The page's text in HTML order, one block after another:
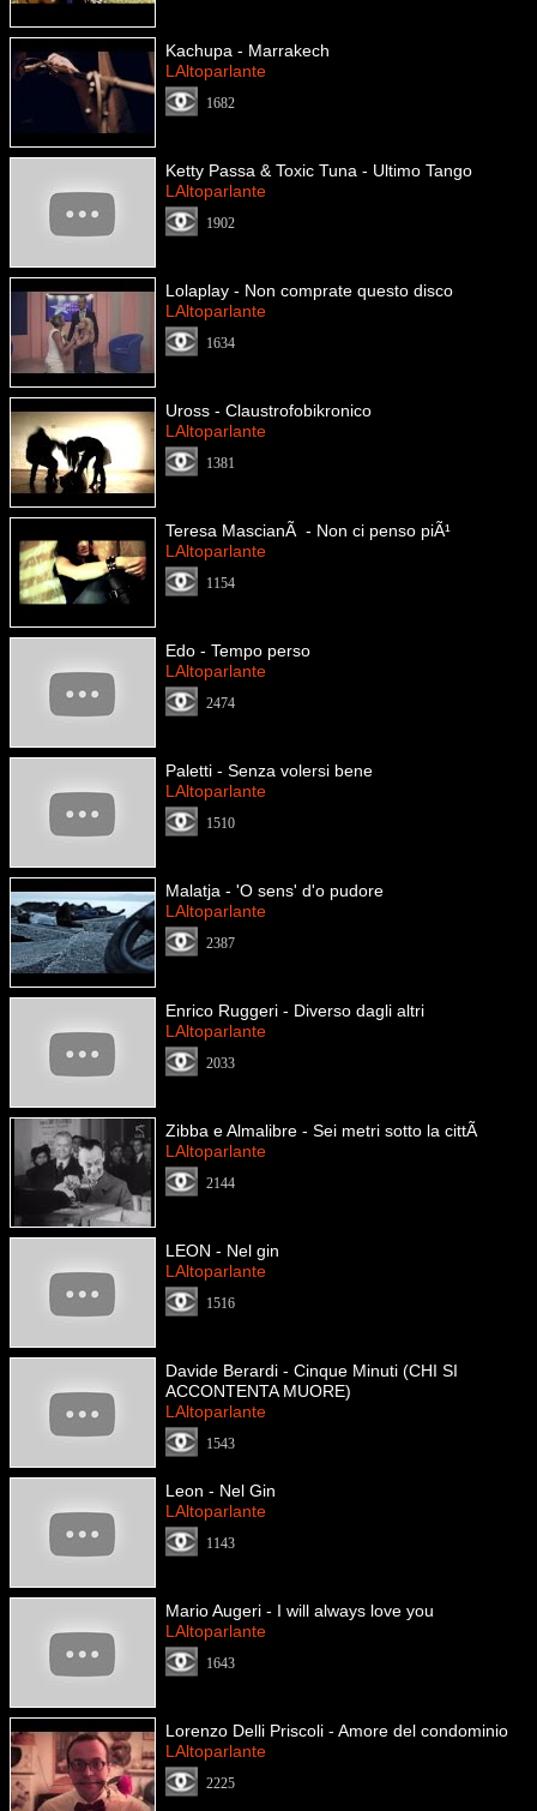
Kachupa - Marrakech
LAltoparlante
1682
Ketty Passa & Toxic Tuna - Ultimo Tango
LAltoparlante
1902
Lolaplay - Non comprate questo disco
LAltoparlante
1634
Uross - Claustrofobikronico
LAltoparlante
1381
Teresa MascianÃ - Non ci penso piÃ¹
LAltoparlante
1154
Edo - Tempo perso
LAltoparlante
2474
Paletti - Senza volersi bene
LAltoparlante
1510
Malatja - 'O sens' d'o pudore
LAltoparlante
2387
Enrico Ruggeri - Diverso dagli altri
LAltoparlante
2033
Zibba e Almalibre - Sei metri sotto la cittÃ
LAltoparlante
2144
LEON - Nel gin
LAltoparlante
1516
Davide Berardi - Cinque Minuti (CHI SI
ACCONTENTA MUORE)
LAltoparlante
1543
Leon - Nel Gin
LAltoparlante
1143
Mario Augeri - I will always love you
LAltoparlante
1643
Lorenzo Delli Priscoli - Amore del condominio
LAltoparlante
2225